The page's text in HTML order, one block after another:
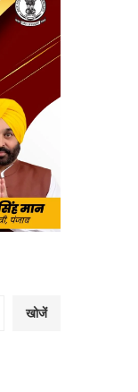
खोजें